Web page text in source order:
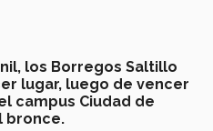
los Borregos Saltillo
lugar, luego de vencer
campus Ciudad de
bronce.